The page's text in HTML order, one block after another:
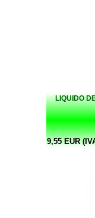
LIQUIDO
9,55 EUR